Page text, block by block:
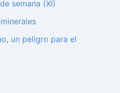
semana (XI)
un peligro para el